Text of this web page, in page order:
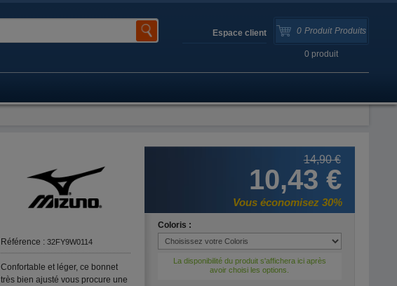
0 Produit Produits
0 produit
Espace client
Référence : 32FY9W0114
Confortable et léger, ce bonnet
très bien ajusté vous procure une
14,90 €
10,43 €
Vous économisez 30%
Coloris :
La disponibilité du produit s'affichera ici après
avoir choisi les options.